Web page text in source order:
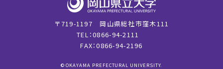
〒719-1197 岡山県総社市窪木111
TEL：0866-94-2111
FAX：0866-94-2196
© OKAYAMA PREFECTURAL UNIVERSITY.